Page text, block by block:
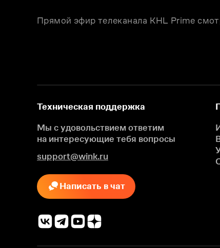
Прямой эфир телеканала KHL Prime
Техническая поддержка
Мы с удовольствием ответим
на интересующие тебя вопросы
support@wink.ru
Написать в чат